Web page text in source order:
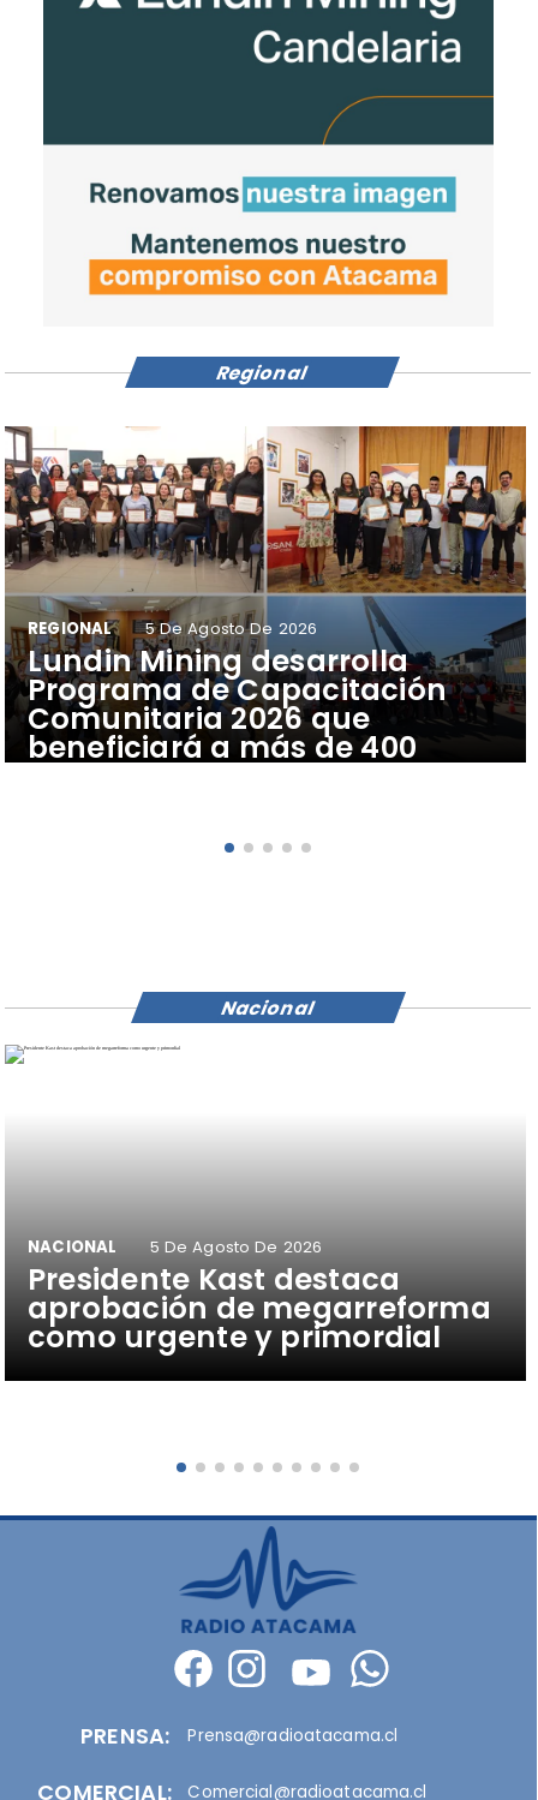
​Lundin Mining desarrolla
Programa de Capacitación
Comunitaria 2026 que
beneficiará a más de 400
vecinos y vecinas de Tierra
REGIONAL 5 De Agosto De 2026
Regional
Presidente Kast destaca
aprobación de megarreforma
como urgente y primordial
NACIONAL 5 De Agosto De 2026
Nacional
PRENSA:
COMERCIAL:
Prensa@radioatacama.cl
Comercial@radioatacama.cl